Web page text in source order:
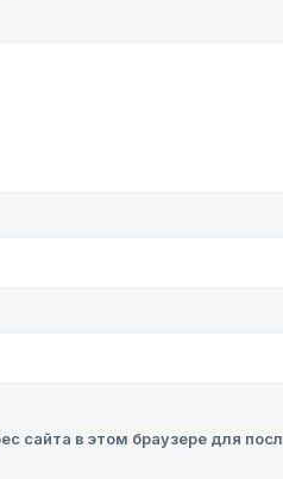
сайта в этом браузере для